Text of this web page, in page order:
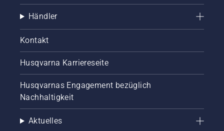
Händler
Kontakt
Husqvarna Karriereseite
Husqvarnas Engagement bezüglich
Nachhaltigkeit
Aktuelles